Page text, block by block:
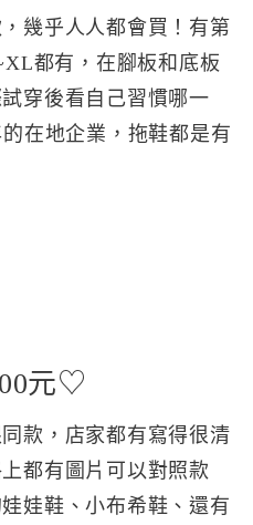
幾乎人人都會買！有第
都有，在腳板和底板
穿後看自己習慣哪一
在地企業，拖鞋都是有
元♡
款，店家都有寫得很清
都有圖片可以對照款
娃鞋、小布希鞋、還有